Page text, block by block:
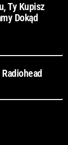
Ty Kupisz
Dokąd